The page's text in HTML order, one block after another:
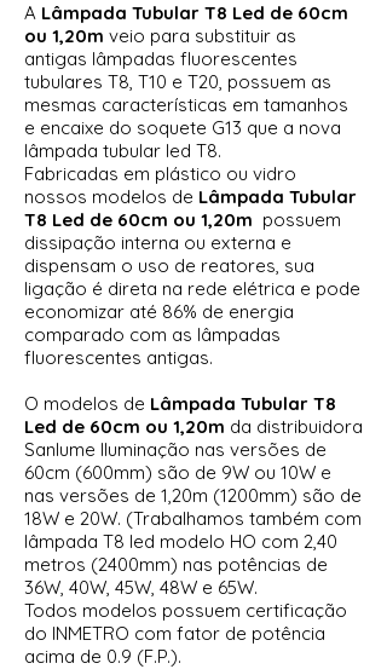
A Lâmpada Tubular T8 Led de 60cm
ou 1,20m veio para substituir as
antigas lâmpadas fluorescentes
tubulares T8, T10 e T20, possuem as
mesmas características em tamanhos
e encaixe do soquete G13 que a nova
lâmpada tubular led T8.
Fabricadas em plástico ou vidro
nossos modelos de Lâmpada Tubular
T8 Led de 60cm ou 1,20m possuem
dissipação interna ou externa e
dispensam o uso de reatores, sua
ligação é direta na rede elétrica e pode
economizar até 86% de energia
comparado com as lâmpadas
fluorescentes antigas.
O modelos de Lâmpada Tubular T8
Led de 60cm ou 1,20m da distribuidora
Sanlume Iluminação nas versões de
60cm (600mm) são de 9W ou 10W e
nas versões de 1,20m (1200mm) são de
18W e 20W. (Trabalhamos também com
lâmpada T8 led modelo HO com 2,40
metros (2400mm) nas potências de
36W, 40W, 45W, 48W e 65W.
Todos modelos possuem certificação
do INMETRO com fator de potência
acima de 0.9 (F.P.).